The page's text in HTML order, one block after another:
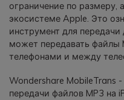
ограничение по размеру,
экосистеме Apple. Это
инструмент для
может передавать файлы
телефонами и между
Wondershare MobileTrans
передачи файлов MP3 на